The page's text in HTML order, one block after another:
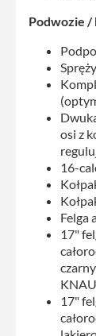
Podwozie /
osi z
16-
Felga
17"
17"